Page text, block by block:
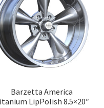
Barzetta America
LipPolish 8.5×20″